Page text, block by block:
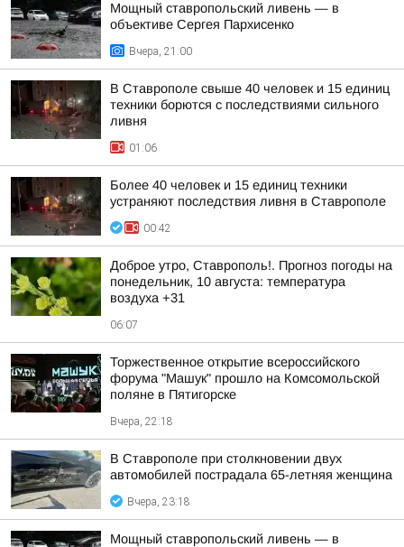
Мощный ставропольский ливень — в
объективе Сергея Пархисенко
Вчера, 21:00
В Ставрополе свыше 40 человек и 15 единиц
техники борются с последствиями сильного
ливня
01:06
Более 40 человек и 15 единиц техники
устраняют последствия ливня в Ставрополе
00:42
Доброе утро, Ставрополь!. Прогноз погоды на
понедельник, 10 августа: температура
воздуха +31
06:07
Торжественное открытие всероссийского
форума "Машук" прошло на Комсомольской
поляне в Пятигорске
Вчера, 22:18
В Ставрополе при столкновении двух
автомобилей пострадала 65-летняя женщина
Вчера, 23:18
Мощный ставропольский ливень — в